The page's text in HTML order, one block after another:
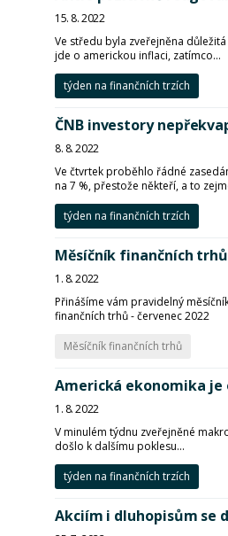
15. 8. 2022
Ve středu byla zveřejněna
jde o americkou inflaci, zatímco...
týden na finančních trzích
ČNB investory
8. 8. 2022
Ve čtvrtek proběhlo řádné
na 7 %, přestože někteří, a to
týden na finančních trzích
Měsíčník finančních
1. 8. 2022
Přinášíme vám pravidelný
finančních trhů - červenec 2022
Měsíčník finančních trhů
Americká ekonomika je
1. 8. 2022
V minulém týdnu zveřejněné
došlo k dalšímu poklesu...
týden na finančních trzích
Akciím i dluhopisům se